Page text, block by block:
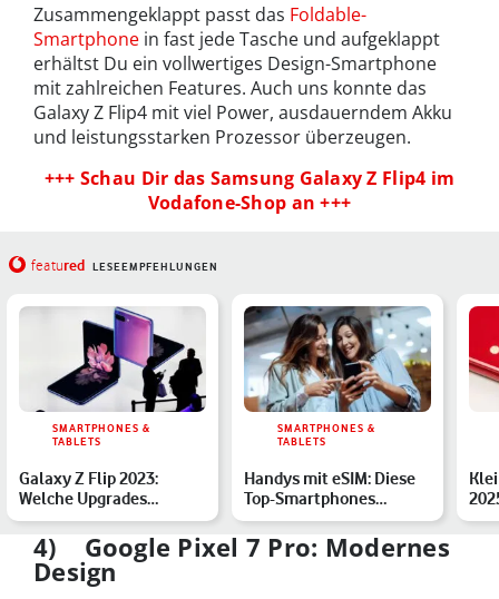
Zusammengeklappt passt das Foldable-
Smartphone in fast jede Tasche und aufgeklappt
erhältst Du ein vollwertiges Design-Smartphone
mit zahlreichen Features. Auch uns konnte das
Galaxy Z Flip4 mit viel Power, ausdauerndem Akku
und leistungsstarken Prozessor überzeugen.
+++ Schau Dir das Samsung Galaxy Z Flip4 im
Vodafone-Shop an +++
featured LESEEMPFEHLUNGEN
SMARTPHONES &
TABLETS
Galaxy Z Flip 2023:
Welche Upgrades
bekommt das Klapp-
Smartphone?
SMARTPHONES &
TABLETS
Handys mit eSIM: Diese
Top-Smartphones
unterstützen das
Feature
4) Google Pixel 7 Pro: Modernes
Design